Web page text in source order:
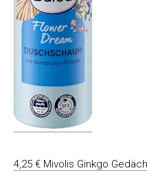
4,25 € Mivolis Ginkgo